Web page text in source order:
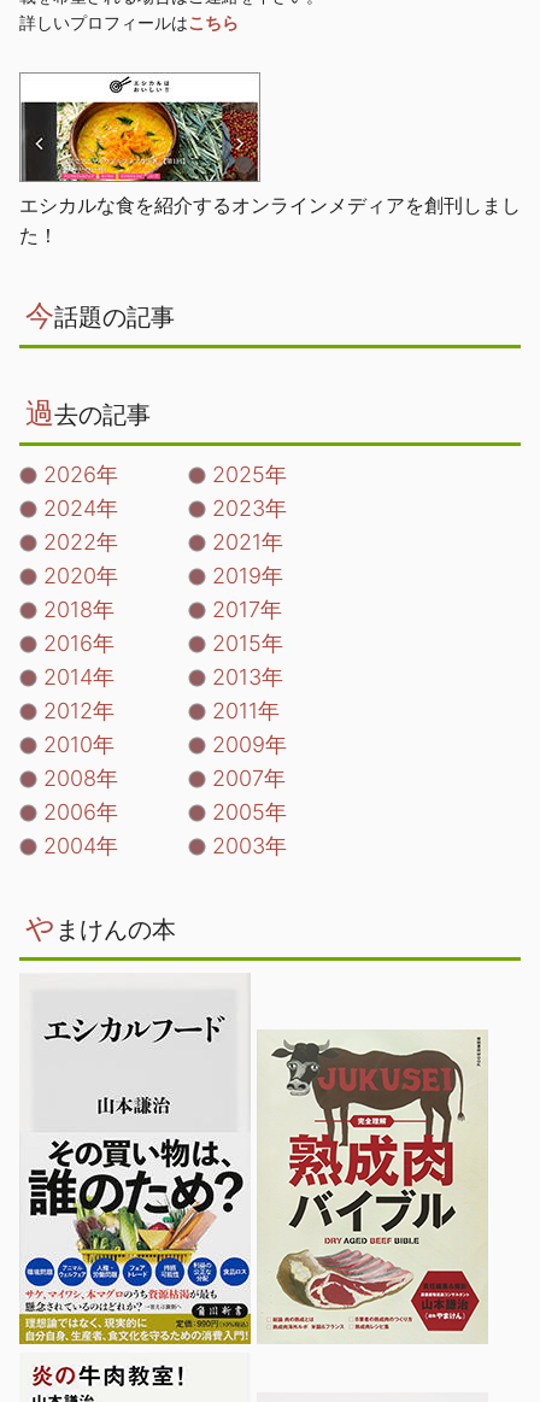
詳しいプロフィールはこちら
エシカルな食を紹介するオンラインメディアを創刊しまし
た！
今話題の記事
過去の記事
2026年
2025年
2024年
2023年
2022年
2021年
2020年
2019年
2018年
2017年
2016年
2015年
2014年
2013年
2012年
2011年
2010年
2009年
2008年
2007年
2006年
2005年
2004年
2003年
や まけんの本